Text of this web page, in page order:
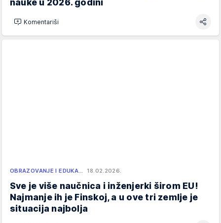
nauke u 2026. godini
Komentariši
OBRAZOVANJE I EDUKA… 18.02.2026.
Sve je više naučnica i inženjerki širom EU!
Najmanje ih je Finskoj, a u ove tri zemlje je
situacija najbolja